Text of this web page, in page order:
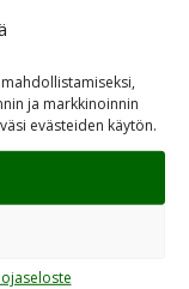
ja markkinoinnin
evästeiden käytön.